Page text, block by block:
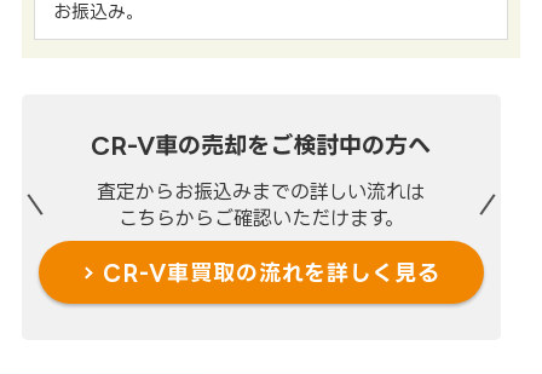
お振込み。
CR-V車の売却を ご検討中の方へ
査定からお振込みまでの詳しい流れは
こちらからご確認いただけます。
CR-V車買取の流れを詳しく見る